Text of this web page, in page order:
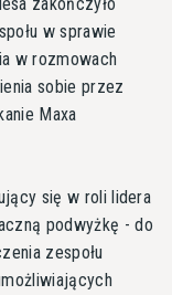
w sprawie
w rozmowach
sobie przez
Maxa
się w roli lidera
podwyżkę - do
zespołu